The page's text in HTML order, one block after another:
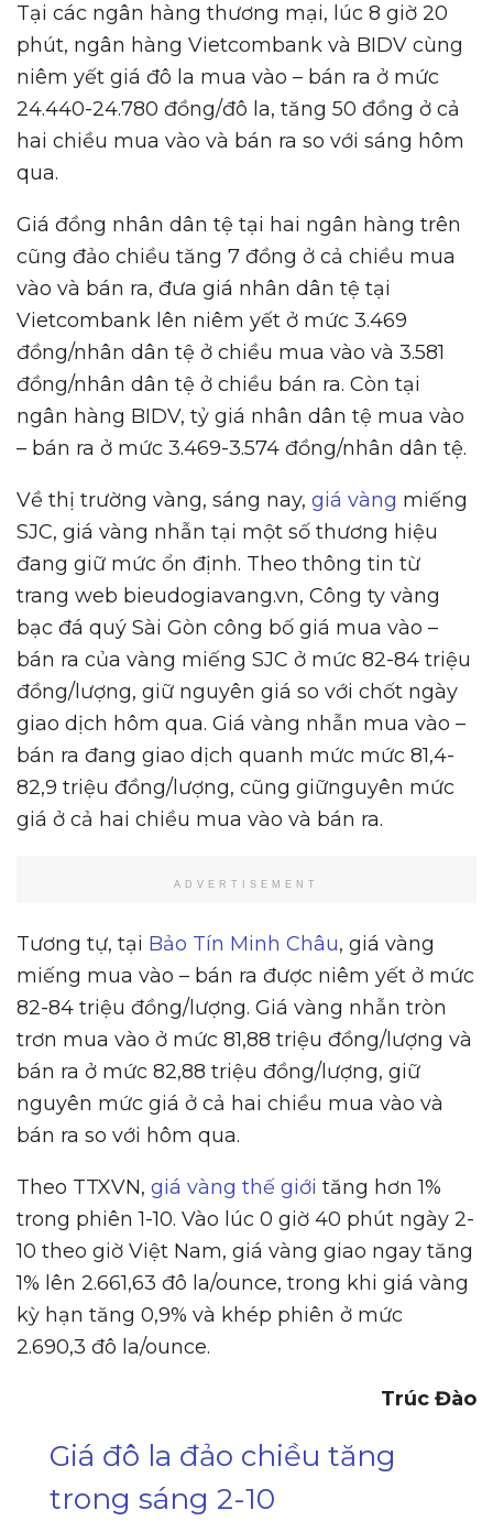
Tại các ngân hàng thương mại, lúc 8 giờ 20
phút, ngân hàng Vietcombank và BIDV cùng
niêm yết giá đô la mua vào – bán ra ở mức
24.440-24.780 đồng/đô la, tăng 50 đồng ở cả
hai chiều mua vào và bán ra so với sáng hôm
qua.
Giá đồng nhân dân tệ tại hai ngân hàng trên
cũng đảo chiều tăng 7 đồng ở cả chiều mua
vào và bán ra, đưa giá nhân dân tệ tại
Vietcombank lên niêm yết ở mức 3.469
đồng/nhân dân tệ ở chiều mua vào và 3.581
đồng/nhân dân tệ ở chiều bán ra. Còn tại
ngân hàng BIDV, tỷ giá nhân dân tệ mua vào
– bán ra ở mức 3.469-3.574 đồng/nhân dân tệ.
Về thị trường vàng, sáng nay, giá vàng miếng
SJC, giá vàng nhẫn tại một số thương hiệu
đang giữ mức ổn định. Theo thông tin từ
trang web bieudogiavang.vn, Công ty vàng
bạc đá quý Sài Gòn công bố giá mua vào –
bán ra của vàng miếng SJC ở mức 82-84 triệu
đồng/lượng, giữ nguyên giá so với chốt ngày
giao dịch hôm qua. Giá vàng nhẫn mua vào –
bán ra đang giao dịch quanh mức mức 81,4-
82,9 triệu đồng/lượng, cũng giữnguyên mức
giá ở cả hai chiều mua vào và bán ra.
ADVERTISEMENT
Tương tự, tại Bảo Tín Minh Châu, giá vàng
miếng mua vào – bán ra được niêm yết ở mức
82-84 triệu đồng/lượng. Giá vàng nhẫn tròn
trơn mua vào ở mức 81,88 triệu đồng/lượng và
bán ra ở mức 82,88 triệu đồng/lượng, giữ
nguyên mức giá ở cả hai chiều mua vào và
bán ra so với hôm qua.
Theo TTXVN, giá vàng thế giới tăng hơn 1%
trong phiên 1-10. Vào lúc 0 giờ 40 phút ngày 2-
10 theo giờ Việt Nam, giá vàng giao ngay tăng
1% lên 2.661,63 đô la/ounce, trong khi giá vàng
kỳ hạn tăng 0,9% và khép phiên ở mức
2.690,3 đô la/ounce.
Trúc Đào
Giá đô la đảo chiều tăng
trong sáng 2-10